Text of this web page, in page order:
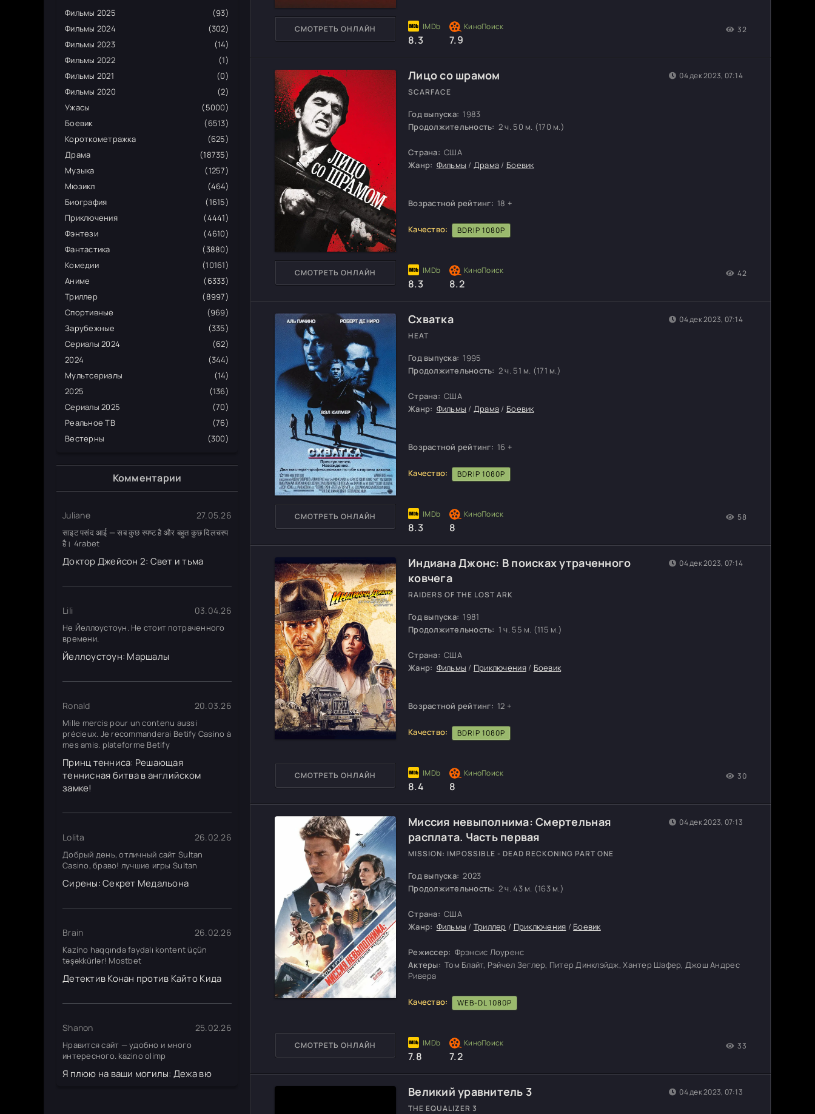
Фильмы 2025
(93)
Фильмы 2024
(302)
Фильмы 2023
(14)
Фильмы 2022
(1)
Фильмы 2021
(0)
Фильмы 2020
(2)
Ужасы
(5000)
Боевик
(6513)
Короткометражка
(625)
Драма
(18735)
Музыка
(1257)
Мюзикл
(464)
Биография
(1615)
Приключения
(4441)
Фэнтези
(4610)
Фантастика
(3880)
Комедии
(10161)
Аниме
(6333)
Триллер
(8997)
Спортивные
(969)
Зарубежные
(335)
Сериалы 2024
(62)
2024
(344)
Мультсериалы
(14)
2025
(136)
Сериалы 2025
(70)
Реальное ТВ
(76)
Вестерны
(300)
Комментарии
Juliane 27.05.26
साइट पसंद आई — सब कुछ स्पष्ट है और बहुत कुछ दिलचस्प
है। 4rabet
Доктор Джейсон 2: Свет и тьма
Lili 03.04.26
Не Йеллоустоун. Не стоит потраченного
времени.
Йеллоустоун: Маршалы
Ronald 20.03.26
Mille mercis pour un contenu aussi
précieux. Je recommanderai Betify Casino à
mes amis. plateforme Betify
Принц тенниса: Решающая
теннисная битва в английском
замке!
Lolita 26.02.26
Добрый день, отличный сайт Sultan
Casino, браво! лучшие игры Sultan
Сирены: Секрет Медальона
Brain 26.02.26
Kazino haqqında faydalı kontent üçün
təşəkkürlər! Mostbet
Детектив Конан против Кайто Кида
Shanon 25.02.26
Нравится сайт — удобно и много
интересного. kazino olimp
Я плюю на ваши могилы: Дежа вю
СМОТРЕТЬ ОНЛАЙН
8.3 7.9
32
Лицо со шрамом
SCARFACE
Год выпуска: 1983
Продолжительность: 2 ч. 50 м. (170 м.)
Страна: США
Жанр: Фильмы / Драма / Боевик
Возрастной рейтинг: 18 +
Качество: BDRIP 1080P
СМОТРЕТЬ ОНЛАЙН
8.3 8.2
42
04 дек 2023, 07:14
Схватка
HEAT
Год выпуска: 1995
Продолжительность: 2 ч. 51 м. (171 м.)
Страна: США
Жанр: Фильмы / Драма / Боевик
Возрастной рейтинг: 16 +
Качество: BDRIP 1080P
СМОТРЕТЬ ОНЛАЙН
8.3 8
58
04 дек 2023, 07:14
Индиана Джонс: В поисках утраченного
ковчега
RAIDERS OF THE LOST ARK
Год выпуска: 1981
Продолжительность: 1 ч. 55 м. (115 м.)
Страна: США
Жанр: Фильмы / Приключения/ Боевик
Возрастной рейтинг: 12 +
Качество: BDRIP 1080P
СМОТРЕТЬ ОНЛАЙН
8.4 8
30
04 дек 2023, 07:14
Миссия невыполнима: Смертельная
расплата. Часть первая
MISSION: IMPOSSIBLE - DEAD RECKONING PART ONE
Год выпуска: 2023
Продолжительность: 2 ч. 43 м. (163 м.)
Страна: США
Жанр: Фильмы / Триллер / Приключения / Боевик
Режиссер: Фрэнсис Лоуренс
Актеры: Том Блайт, Рэйчел Зеглер, Питер Динклэйдж, Хантер Шафер, Джош Андрес
Ривера
Качество: WEB-DL 1080P
СМОТРЕТЬ ОНЛАЙН
7.8 7.2
33
04 дек 2023, 07:13
Великий уравнитель 3
THE EQUALIZER 3
04 дек 2023, 07:13